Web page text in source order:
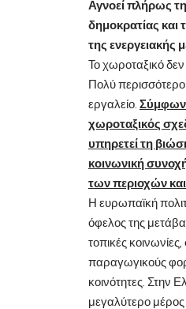
Αγνοεί πλήρως
δημοκρατίας και
της ενεργειακής
Το χωροταξικό
Πολύ περισσότερο
εργαλείο.
χωροταξικός
υπηρετεί τη
κοινωνική
των περιοχών
Η ευρωπαϊκή
όφελος της
τοπικές
παραγωγικούς
κοινότητες. Στην
μεγαλύτερο